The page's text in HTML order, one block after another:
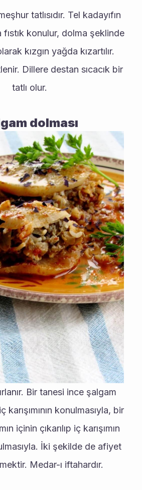
tatlısıdır. Tel kadayıfın
konulur, dolma şeklinde
kızgın yağda kızartılır.
Dillere destan sıcacık bir
tatlı olur.
dolması
Bir tanesi ince şalgam
karışımının konulmasıyla, bir
içinin çıkarılıp iç karışımın
İki şekilde de afiyet
Medar-ı iftahardır.